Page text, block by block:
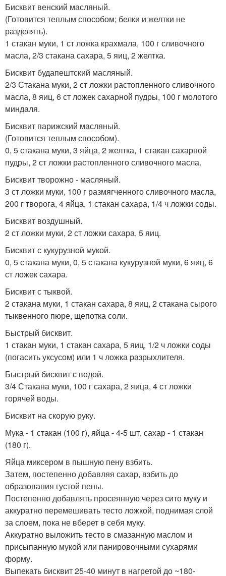
Бисквит венский масляный.
(Готовится теплым способом; белки и желтки не
разделять).
1 стакан муки, 1 ст ложка крахмала, 100 г сливочного
масла, 2/3 стакана сахара, 5 яиц, 2 желтка.
Бисквит будапештский масляный.
2/3 Стакана муки, 2 ст ложки растопленного сливочного
масла, 8 яиц, 6 ст ложек сахарной пудры, 100 г молотого
миндаля.
Бисквит парижский масляный.
(Готовится теплым способом).
0, 5 стакана муки, 3 яйца, 2 желтка, 1 стакан сахарной
пудры, 2 ст ложки растопленного сливочного масла.
Бисквит творожно - масляный.
3 ст ложки муки, 100 г размягченного сливочного масла,
200 г творога, 4 яйца, 1 стакан сахара, 1/4 ч ложки соды.
Бисквит воздушный.
2 ст ложки муки, 2 ст ложки сахара, 5 яиц.
Бисквит с кукурузной мукой.
0, 5 стакана муки, 0, 5 стакана кукурузной муки, 6 яиц, 6
ст ложек сахара.
Бисквит с тыквой.
2 стакана муки, 1 стакан сахара, 8 яиц, 2 стакана сырого
тыквенного пюре, щепотка соли.
Быстрый бисквит.
1 стакан муки, 1 стакан сахара, 5 яиц, 1/2 ч ложки соды
(погасить уксусом) или 1 ч ложка разрыхлителя.
Быстрый бисквит с водой.
3/4 Стакана муки, 100 г сахара, 2 яица, 4 ст ложки
горячей воды.
Бисквит на скорую руку.
Мука - 1 стакан (100 г), яйца - 4-5 шт, сахар - 1 стакан
(180 г).
Яйца миксером в пышную пену взбить.
Затем, постепенно добавляя сахар, взбить до
образования густой пены.
Постепенно добавлять просеянную через сито муку и
аккуратно перемешивать тесто ложкой, поднимая слой
за слоем, пока не вберет в себя муку.
Аккуратно выложить тесто в смазанную маслом и
присыпанную мукой или панировочными сухарями
форму.
Выпекать бисквит 25-40 минут в нагретой до ~180-